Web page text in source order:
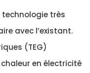
technologie très
avec l’existant.
(TEG)
en électricité